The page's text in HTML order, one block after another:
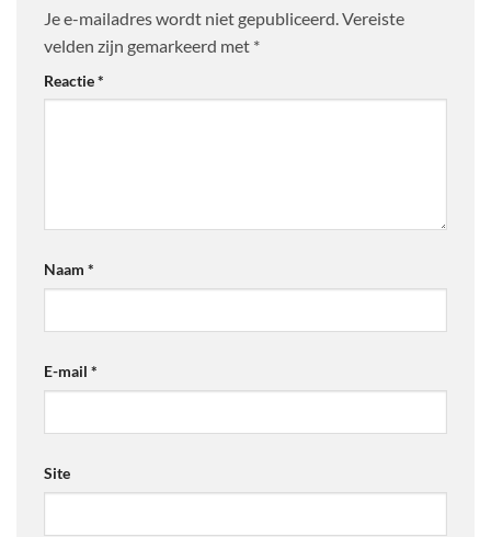
Je e-mailadres wordt niet gepubliceerd. Vereiste
velden zijn gemarkeerd met *
Reactie*
Naam *
E-mail *
Site